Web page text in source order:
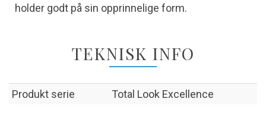
holder godt på sin opprinnelige form.
TEKNISK INFO
Produkt serie Total Look Excellence